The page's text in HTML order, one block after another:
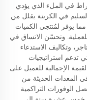
في الملء الذي يؤدي
في الكربنة يقلل من
يوفر لمُنتجي الكميات
وتحسّن الاتساق في
وتكاليف الاستدعاء
تدعم استراتيجيات
الإجمالية للعميل على
المعدات الحديثة من
الوفورات التراكمية